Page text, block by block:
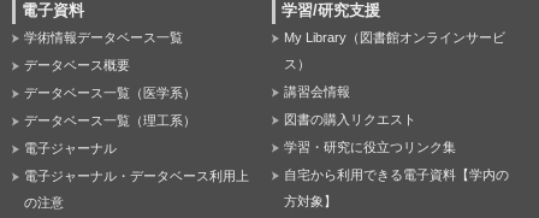
電子資料
学術情報データベース一覧
データベース概要
データベース一覧（医学系）
データベース一覧（理工系）
電子ジャーナル
電子ジャーナル・データベース利用上
の注意
学習/研究支援
My Library（図書館オンラインサービ
ス）
講習会情報
図書の購入リクエスト
学習・研究に役立つリンク集
自宅から利用できる電子資料【学内の
方対象】